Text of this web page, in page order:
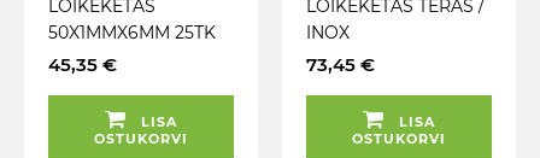
LÕIKEKETAS
50X1MMX6MM 25TK
KS TOOLS
45,35 €
LISA
OSTUKORVI
LÕIKEKETAS TERAS /
INOX
100X1.0MMX10MM
73,45 €
LISA
OSTUKORVI